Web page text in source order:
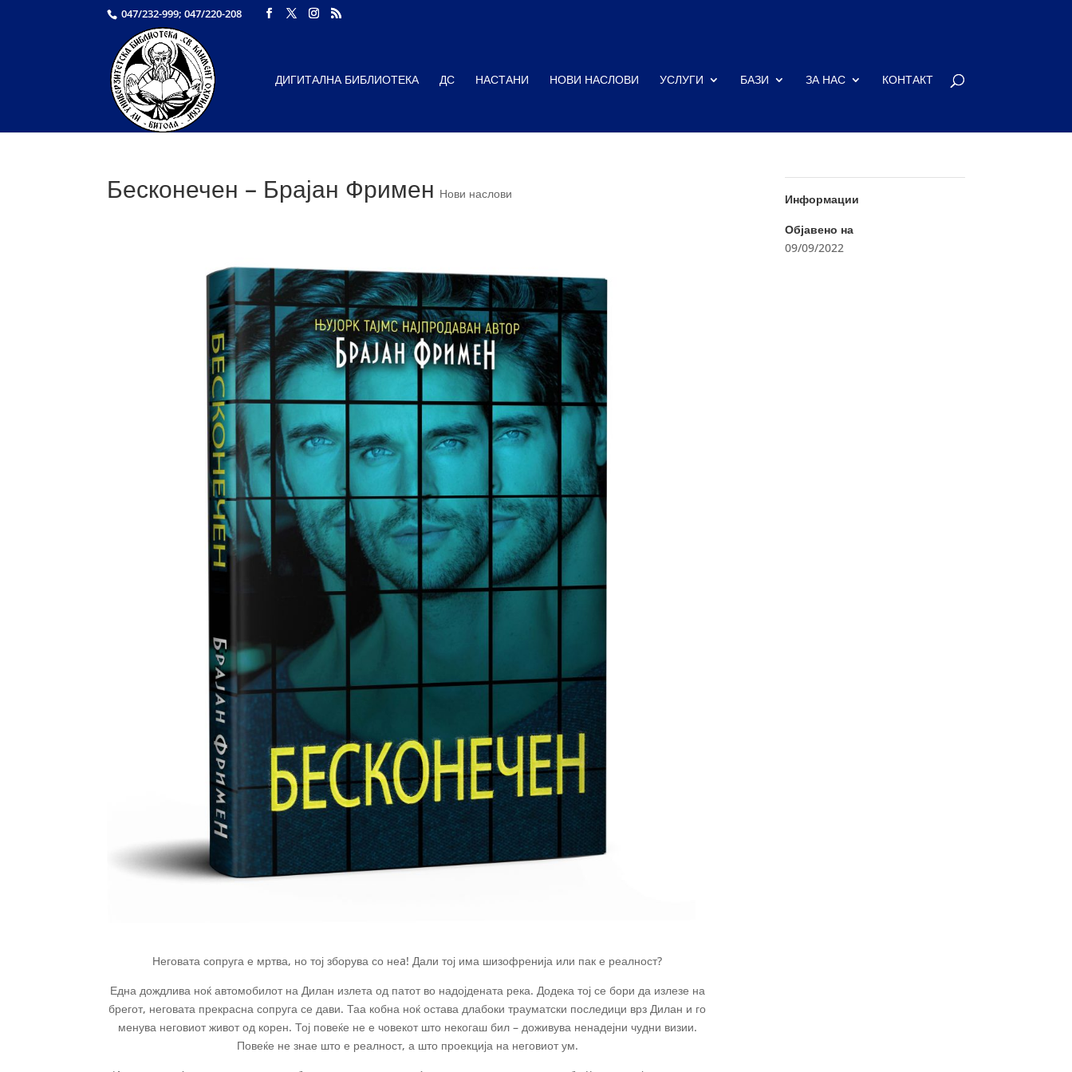
047/232-999; 047/220-208
ДИГИТАЛНА БИБЛИОТЕКА ДС НАСТАНИ НОВИ НАСЛОВИ УСЛУГИ БАЗИ ЗА НАС КОНТАКТ
Бесконечен – Брајан Фримен Нови наслови
Неговата сопруга е мртва, но тој зборува со неa! Дали тој има шизофренија или пак е реалност?
Една дождлива ноќ автомобилот на Дилан излета од патот во надојдената река. Додека тој се бори да излезе на
брегот, неговата прекрасна сопруга се дави. Таа кобна ноќ остава длабоки трауматски последици врз Дилан и го
менува неговиот живот од корен. Тој повеќе не е човекот што некогаш бил – доживува ненадејни чудни визии.
Повеќе не знае што е реалност, а што проекција на неговиот ум.
Информации
Објавено на
09/09/2022